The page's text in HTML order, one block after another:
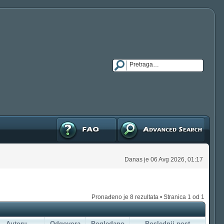
Napredna pretraga
FAQ
Danas je 06 Avg 2026, 01:17
Pronađeno je 8 rezultata • Stranica 1 od 1